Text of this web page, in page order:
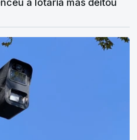
a lotaria mas deitou